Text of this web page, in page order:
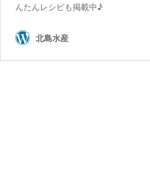
んたんレシピも掲載中♪
北島水産